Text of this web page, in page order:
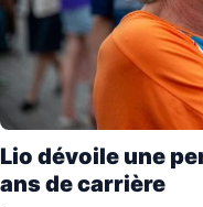
Lio dévoile une
ans de carrière